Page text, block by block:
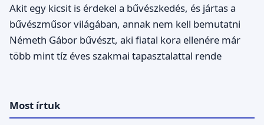
Akit egy kicsit is érdekel a bűvészkedés, és jártas a
bűvészműsor világában, annak nem kell bemutatni
Németh Gábor bűvészt, aki fiatal kora ellenére már
több mint tíz éves szakmai tapasztalattal rende
Most írtuk